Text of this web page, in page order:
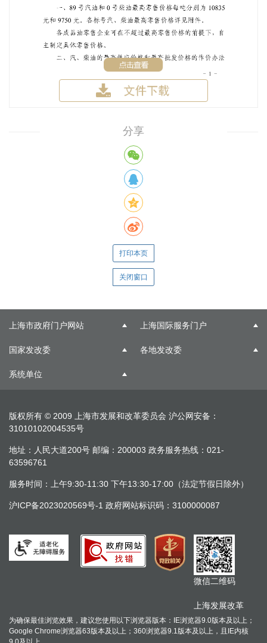
分享
打印本页
关闭窗口
上海市政府门户网站 上海国际服务门户
国家发改委 各地发改委
系统单位
版权所有 © 2009 上海市发展和改革委员会 沪公网安备：
31010102004535号
地址：人民大道200号 邮编：200003 政务服务热线：021-
63596761
服务时间：上午9:30-11:30 下午13:30-17:00（法定节假日除外）
沪ICP备2023020569号-1 政府网站标识码：3100000087
微信二维码
上海发展改革
为确保最佳浏览效果，建议您使用以下浏览器版本：IE浏览器9.0版本及以上；
Google Chrome浏览器63版本及以上；360浏览器9.1版本及以上，且IE内核